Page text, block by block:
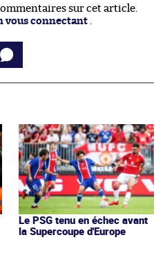
sur cet article.
vous connectant
Le PSG tenu en échec avant
la Supercoupe d'Europe